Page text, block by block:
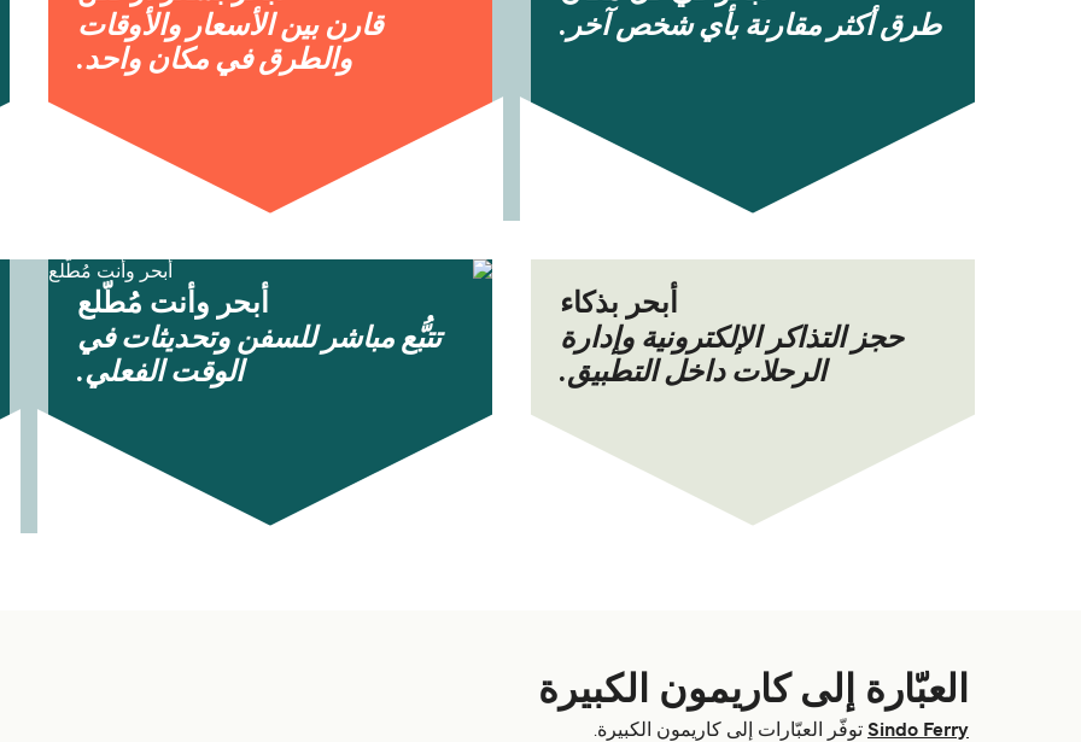
طرق أكثر مقارنة بأي شخص آخر.
قارن بين الأسعار والأوقات
والطرق في مكان واحد.
أبحر بذكاء
حجز التذاكر الإلكترونية وإدارة
الرحلات داخل التطبيق.
أبحر وأنت مُطّلع
تتبُّع مباشر للسفن وتحديثات في
الوقت الفعلي.
العبّارة إلى كاريمون الكبيرة
Sindo Ferry توفّر العبّارات إلى كاريمون الكبيرة.